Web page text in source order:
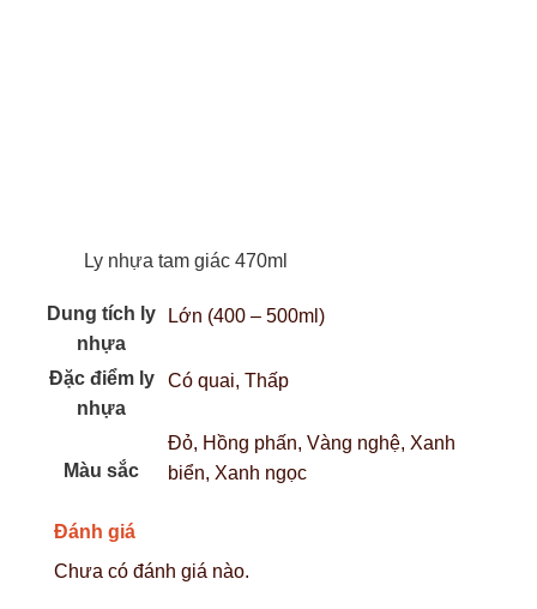
Ly nhựa tam giác 470ml
Dung tích ly
nhựa
Lớn (400 – 500ml)
Đặc điểm ly
nhựa
Có quai, Thấp
Màu sắc
Đỏ, Hồng phấn, Vàng nghệ, Xanh
biển, Xanh ngọc
Đánh giá
Chưa có đánh giá nào.